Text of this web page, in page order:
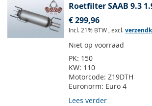
Roetfilter SAAB 9.3
€ 299,96
Incl. 21% BTW , excl.
Niet op voorraad
PK: 150
KW: 110
Motorcode: Z19DTH
Euronorm: Euro 4
Lees verder